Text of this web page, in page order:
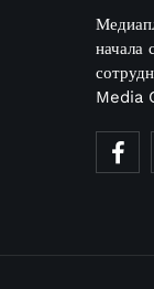
начала
Media